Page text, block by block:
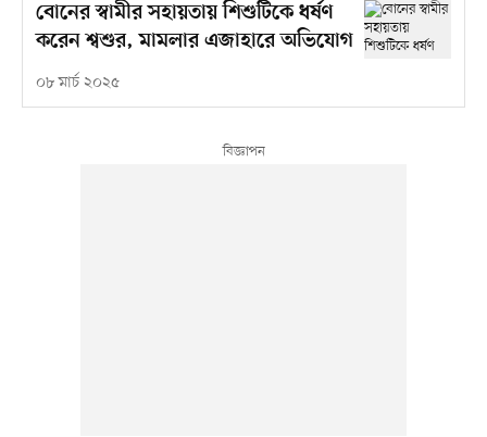
বোনের স্বামীর সহায়তায় শিশুটিকে ধর্ষণ
করেন শ্বশুর, মামলার এজাহারে অভিযোগ
০৮ মার্চ ২০২৫